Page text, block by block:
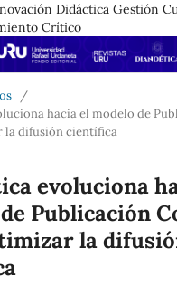
Didáctica Gestión
Crítico
/
hacia el modelo de
la difusión científica
evoluciona
Publicación
la